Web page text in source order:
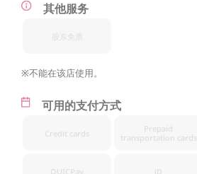
其他服务
股东免票
※不能在该店使用。
可用的支付方式
Credit cards
Prepaid
transportation cards
QUICPay iD